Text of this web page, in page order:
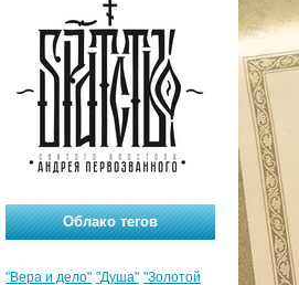
Облако тегов
"Вера и дело" "Душа" "Золотой